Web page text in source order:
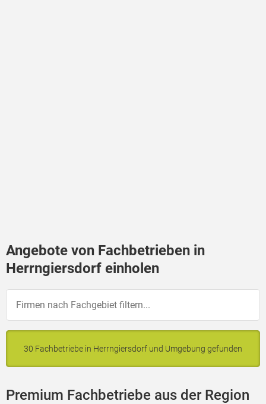
Angebote von Fachbetrieben in
Herrngiersdorf einholen
30 Fachbetriebe in Herrngiersdorf und Umgebung gefunden
Premium Fachbetriebe aus der Region